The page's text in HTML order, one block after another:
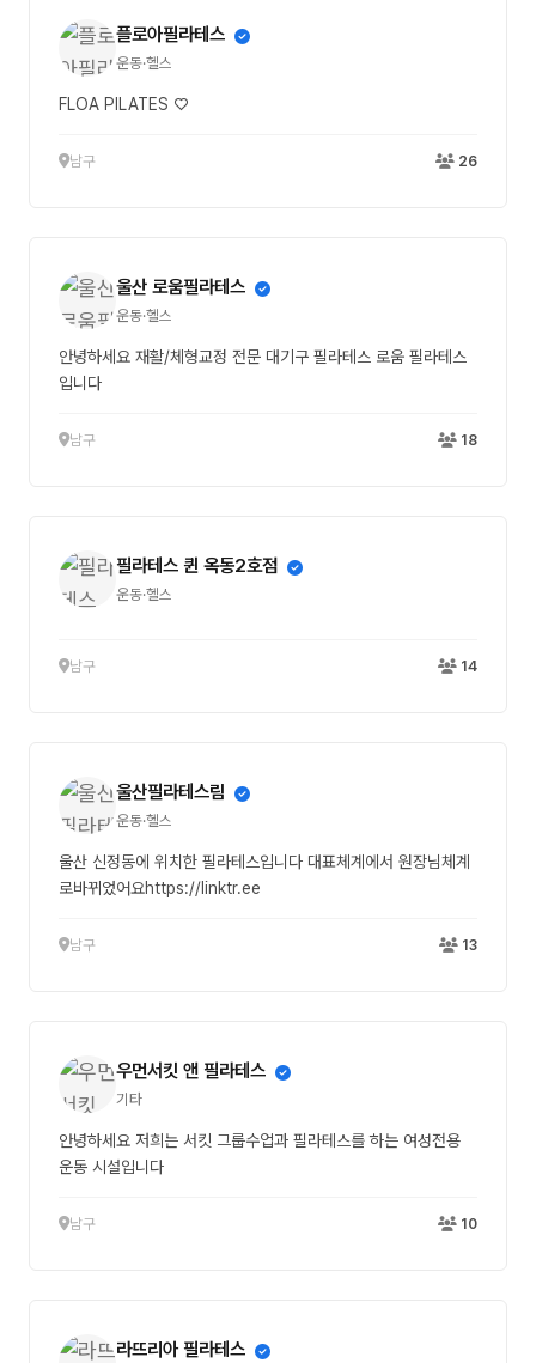
플로아필라테스
운동·헬스
FLOA PILATES ♡
남구 26
울산 로움필라테스
운동·헬스
안녕하세요 재활/체형교정 전문 대기구 필라테스 로움 필라테스
입니다
남구 18
필라테스 퀸 옥동2호점
운동·헬스
남구 14
울산필라테스림
운동·헬스
울산 신정동에 위치한 필라테스입니다 대표체계에서 원장님체계
로바뀌었어요https://linktr.ee
남구 13
우먼서킷 앤 필라테스
기타
안녕하세요 저희는 서킷 그룹수업과 필라테스를 하는 여성전용
운동 시설입니다
남구 10
라뜨리아 필라테스